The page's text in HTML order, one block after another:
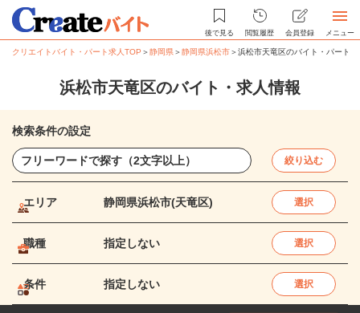
後で見る 閲覧履歴 会員登録 メニュー
クリエイトバイト・パート求人TOP ＞静岡県＞静岡県浜松市＞浜松市天竜区のバイト・パート求
浜松市天竜区のバイト・求人情報
検索条件の設定
絞り込む
エリア 静岡県浜松市(天竜区) 選択
職種 指定しない 選択
条件 指定しない 選択